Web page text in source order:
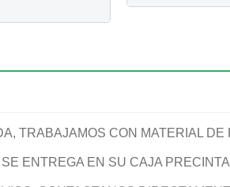
TRABAJAMOS CON MATERIAL DE
SE ENTREGA EN SU CAJA